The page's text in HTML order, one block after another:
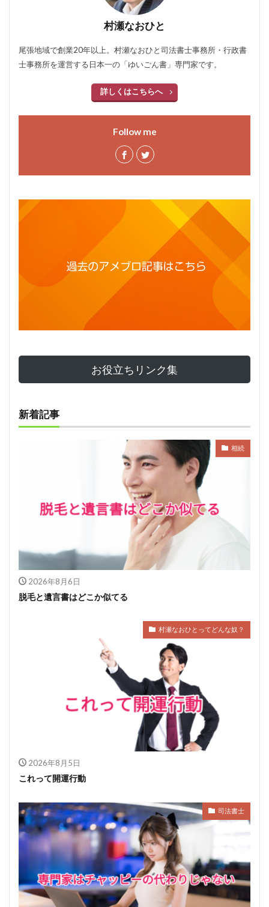
村瀬なおひと
尾張地域で創業20年以上。村瀬なおひと司法書士事務所・行政書
士事務所を運営する日本一の「ゆいごん書」専門家です。
詳しくはこちらへ
Follow me
お役立ちリンク集
新着記事
相続
2026年8月6日
脱毛と遺言書はどこか似てる
村瀬なおひとってどんな奴？
2026年8月5日
これって開運行動
司法書士